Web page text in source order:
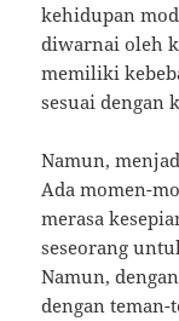
kehidupan
diwarnai oleh
memiliki
sesuai dengan
Namun,
Ada momen-
merasa
seseorang
Namun,
dengan teman-